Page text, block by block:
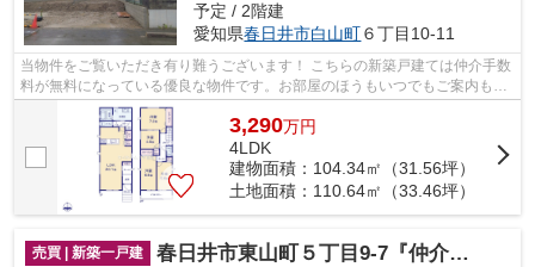
予定 / 2階建
愛知県春日井市白山町６丁目10-11
当物件をご覧いただき有り難うございます！ こちらの新築戸建ては仲介手数
料が無料になっている優良な物件です。お部屋のほうもいつでもご案内もさ
せて頂きますのでお気軽にお問合せ下...
3,290万円
4LDK
建物面積：104.34㎡（31.56坪）
土地面積：110.64㎡（33.46坪）
売買 | 新築一戸建 春日井市東山町５丁目9-7『仲介料無料』新築戸建て